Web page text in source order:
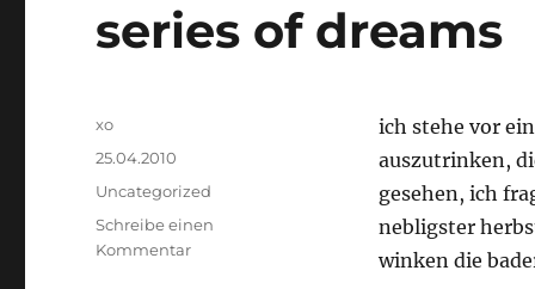
series of dreams
ich stehe vor
auszutrinken,
gesehen, ich
nebligster
winken die
Autor
xo
Veröffentlicht
am
25.04.2010
Kategorien
Uncategorized
Schreibe einen
Kommentarzu